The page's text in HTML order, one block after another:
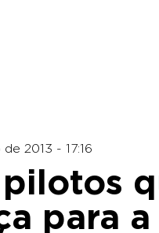
2013 - 17:16
pilotos
para a